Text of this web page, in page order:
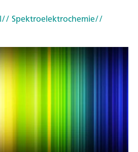
// Spektroelektrochemie//